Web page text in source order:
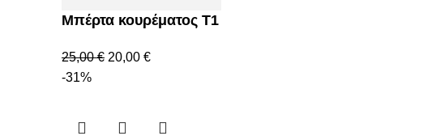
Μπέρτα κουρέματος Τ1
25,00€ 20,00 €
-31%